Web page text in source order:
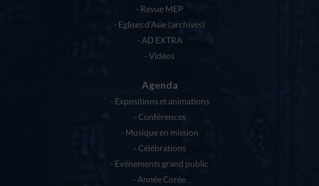
Revue MEP
Eglises d’Asie (archives)
AD EXTRA
Vidéos
Agenda
Expositions et animations
Conférences
Musique en mission
Célébrations
Evénements grand public
Année Corée